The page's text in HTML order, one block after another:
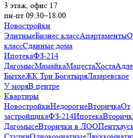
3 этаж, офис 17
пн-пт 09:30–18:00
Новостройки
ЭлитныеБизнес классАпартаменты
классСданные дома
ИпотекаФЗ-214
ДагомысМамайкаМацестаХоста
БытхеЖК Три БогатыряЛазаревское
У моряВ центре
Квартиры
НовостройкиНедорогиеВторичкаОт
застройщикаФЗ-214Ипотека
ДагомысеВторички в ЛОО
СтудииОднокомнатные